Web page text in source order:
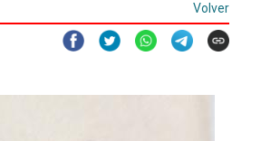
Volver